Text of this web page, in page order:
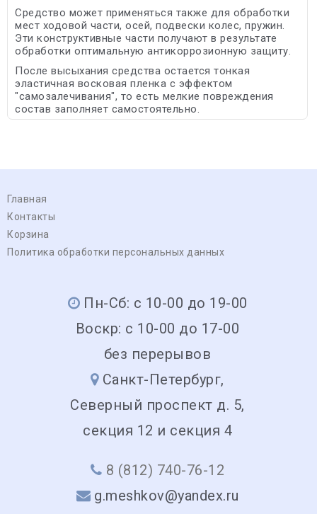
Средство может применяться также для обработки
мест ходовой части, осей, подвески колес, пружин.
Эти конструктивные части получают в результате
обработки оптимальную антикоррозионную защиту.
После высыхания средства остается тонкая
эластичная восковая пленка с эффектом
"самозалечивания", то есть мелкие повреждения
состав заполняет самостоятельно.
Главная
Контакты
Корзина
Политика обработки персональных данных
Пн-Сб: с 10-00 до 19-00
Воскр: с 10-00 до 17-00
без перерывов
Санкт-Петербург,
Северный проспект д. 5,
секция 12 и секция 4
8 (812) 740-76-12
g.meshkov@yandex.ru